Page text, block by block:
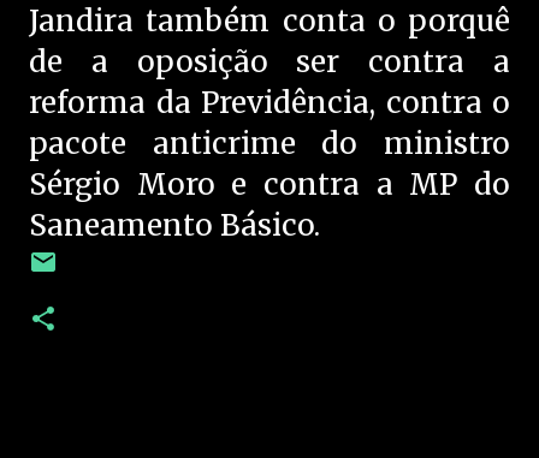
Jandira também conta o porquê
de a oposição ser contra a
reforma da Previdência, contra o
pacote anticrime do ministro
Sérgio Moro e contra a MP do
Saneamento Básico.